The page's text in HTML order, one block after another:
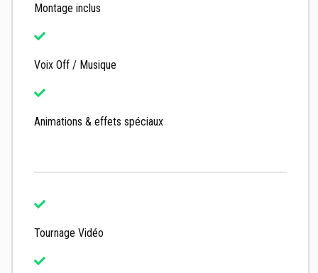
Montage inclus
Voix Off / Musique
Animations & effets spéciaux
Tournage Vidéo